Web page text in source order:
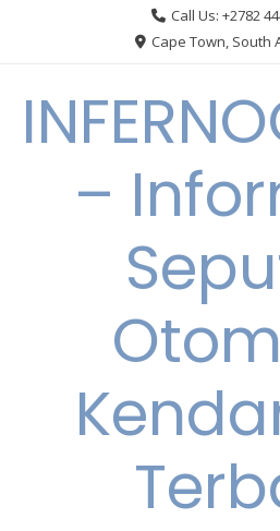
Call Us: +2782
Cape Town, South
–